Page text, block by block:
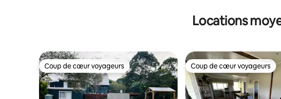
Locations
Coup de cœur voyageurs
Coup de cœur voyageurs Coup de cœur voyageurs
Coup de cœur voyageurs